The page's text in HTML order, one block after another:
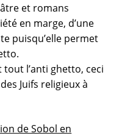
et romans
en marge, d’une
puisqu’elle permet
tout l’anti ghetto, ceci
Juifs religieux à
de Sobol en